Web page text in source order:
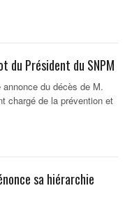
du Président du SNPM
du décès de M.
chargé de la prévention et
sa hiérarchie